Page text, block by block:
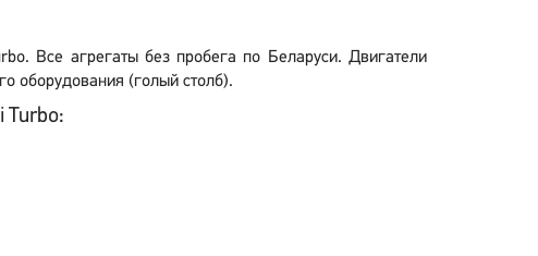
Все агрегаты без пробега по Беларуси. Двигатели
оборудования (голый столб).
Turbo: